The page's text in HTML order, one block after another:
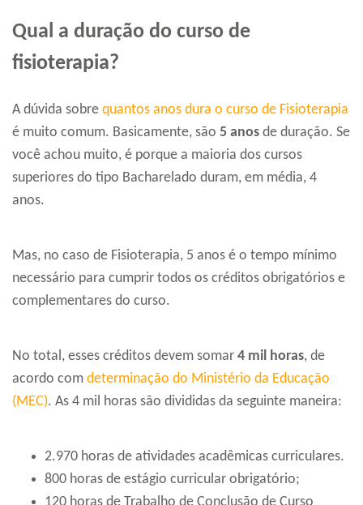
Qual a duração do curso de
fisioterapia?
A dúvida sobre quantos anos dura o curso de Fisioterapia
é muito comum. Basicamente, são 5 anos de duração. Se
você achou muito, é porque a maioria dos cursos
superiores do tipo Bacharelado duram, em média, 4
anos.
Mas, no caso de Fisioterapia, 5 anos é o tempo mínimo
necessário para cumprir todos os créditos obrigatórios e
complementares do curso.
No total, esses créditos devem somar 4 mil horas, de
acordo com determinação do Ministério da Educação
(MEC). As 4 mil horas são divididas da seguinte maneira:
2.970 horas de atividades acadêmicas curriculares.
800 horas de estágio curricular obrigatório;